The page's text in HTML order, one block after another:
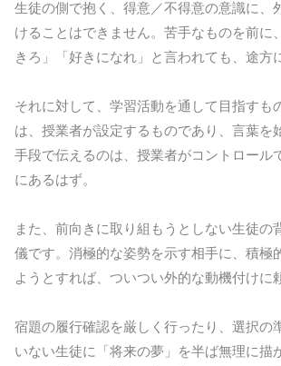
生徒の側で抱く、得意／不得意の意識に、
けることはできません。苦手なものを前に
きろ」「好きになれ」と言われても、途方
それに対して、学習活動を通して目指すも
は、授業者が設定するものであり、言葉を
手段で伝えるのは、授業者がコントロール
にあるはず。
また、前向きに取り組もうとしない生徒の
儀です。消極的な姿勢を示す相手に、積極
ようとすれば、ついつい外的な動機付けに
宿題の履行確認を厳しく行ったり、選択の
いない生徒に「将来の夢」を半ば無理に描